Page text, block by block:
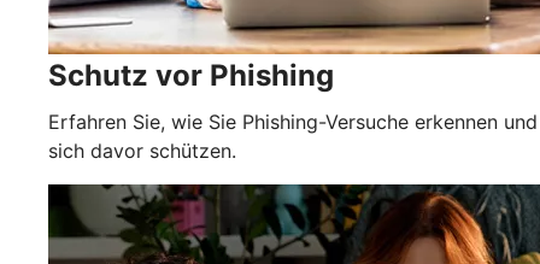
Schutz vor Phishing
Erfahren Sie, wie Sie Phishing-Versuche erkennen und
sich davor schützen.